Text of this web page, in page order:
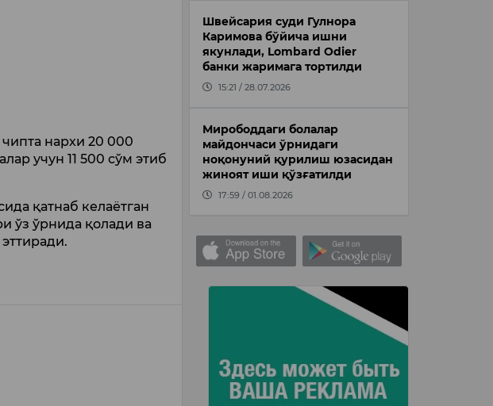
нархи 20 000
учун 11 500 сўм этиб
қатнаб келаётган
ўз ўрнида қолади ва
Швейсария суди Гулнора
Каримова бўйича ишни
якунлади, Lombard Odier
банки жаримага тортилди
15:21 / 28.07.2026
Мирободдаги болалар
майдончаси ўрнидаги
ноқонуний қурилиш юзасидан
жиноят иши қўзғатилди
17:59 / 01.08.2026